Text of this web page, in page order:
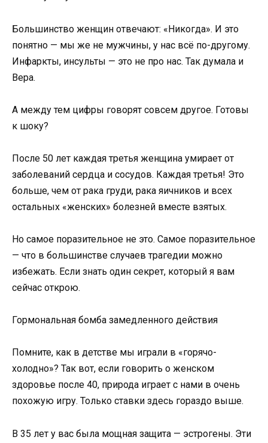
Большинство женщин отвечают: «Никогда». И это
понятно — мы же не мужчины, у нас всё по-другому.
Инфаркты, инсульты — это не про нас. Так думала и
Вера.
А между тем цифры говорят совсем другое. Готовы
к шоку?
После 50 лет каждая третья женщина умирает от
заболеваний сердца и сосудов. Каждая третья! Это
больше, чем от рака груди, рака яичников и всех
остальных «женских» болезней вместе взятых.
Но самое поразительное не это. Самое поразительное
— что в большинстве случаев трагедии можно
избежать. Если знать один секрет, который я вам
сейчас открою.
Гормональная бомба замедленного действия
Помните, как в детстве мы играли в «горячо-
холодно»? Так вот, если говорить о женском
здоровье после 40, природа играет с нами в очень
похожую игру. Только ставки здесь гораздо выше.
В 35 лет у вас была мощная защита — эстрогены. Эти